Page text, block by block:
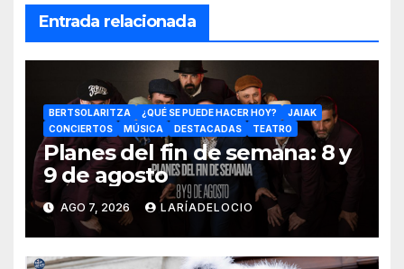
Entrada relacionada
BERTSOLARITZA ¿QUÉ SE PUEDE HACER HOY?
JAIAK
CONCIERTOS
MÚSICA DESTACADAS TEATRO
Planes del fin de semana: 8 y
9 de agosto
AGO 7, 2026 LARÍADELOCIO